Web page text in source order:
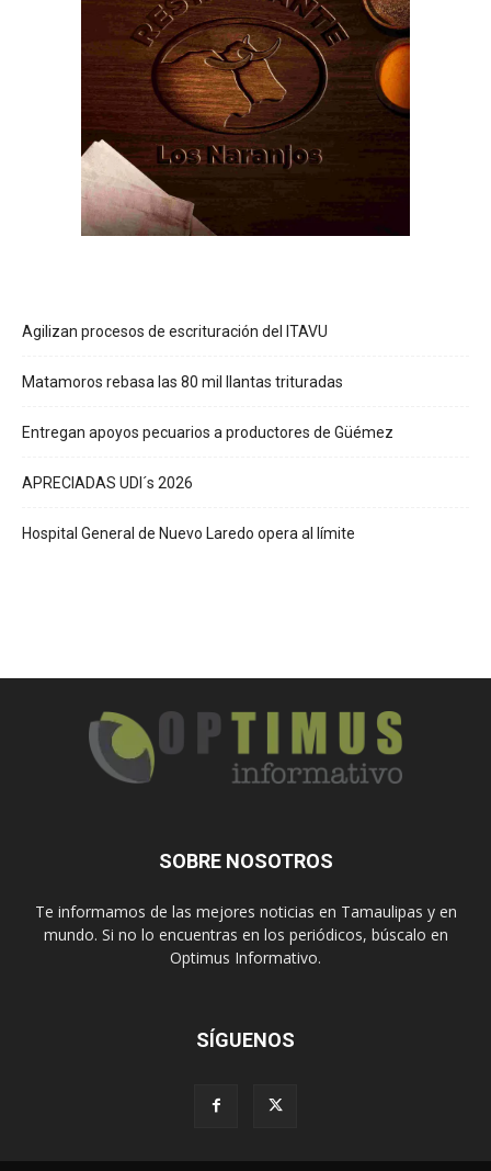
Agilizan procesos de escrituración del ITAVU
Matamoros rebasa las 80 mil llantas trituradas
Entregan apoyos pecuarios a productores de Güémez
APRECIADAS UDI´s 2026
Hospital General de Nuevo Laredo opera al límite
SOBRE NOSOTROS
Te informamos de las mejores noticias en Tamaulipas y en
mundo. Si no lo encuentras en los periódicos, búscalo en
Optimus Informativo.
SÍGUENOS